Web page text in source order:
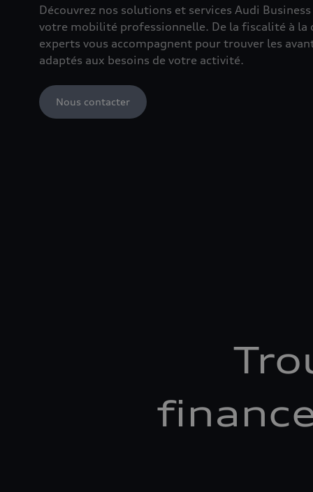
Découvrez nos solutions et services Audi
votre mobilité professionnelle. De la fiscalité à la
experts vous accompagnent pour trouver les
adaptés aux besoins de votre activité.
Nous contacter